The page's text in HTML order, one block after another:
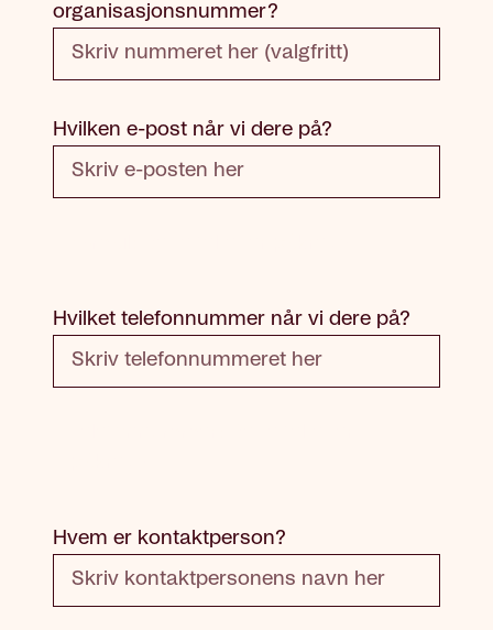
organisasjonsnummer?
Hvilken e-post når vi dere på?
Hvilket telefonnummer når vi dere på?
Hvem er kontaktperson?